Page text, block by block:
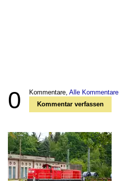
0 Kommentare, Alle Kommentare
Kommentar verfassen